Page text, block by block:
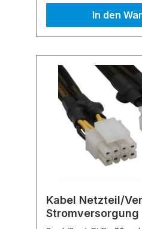
In den
Kabel Netzteil/
Stromversorgung